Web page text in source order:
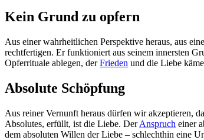
Kein Grund zu opfern
Aus einer wahrheitlichen Perspektive heraus, aus
rechtfertigen. Er funktioniert aus seinem innersten
Opferrituale ablegen, derFrieden und die Liebe
Absolute Schöpfung
Aus reiner Vernunft heraus dürfen wir akzeptieren,
Absolutes, erfüllt, ist die Liebe. DerAnspruch einer
dem absoluten Willen der Liebe – schlechthin eine